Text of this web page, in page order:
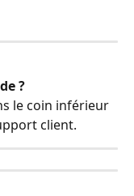
?
le coin inférieur
client.